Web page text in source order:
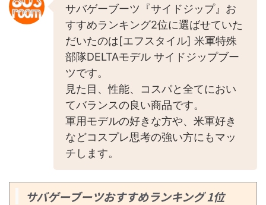
サバゲーブーツ『サイドジップ』お
すすめランキング2位に選ばせていた
だいたのは[エフスタイル] 米軍特殊
部隊DELTAモデル サイドジップブー
ツです。
見た目、性能、コスパと全てにおい
てバランスの良い商品です。
軍用モデルの好きな方や、米軍好き
などコスプレ思考の強い方にもマッ
チします。
サバゲーブーツおすすめランキング 1位